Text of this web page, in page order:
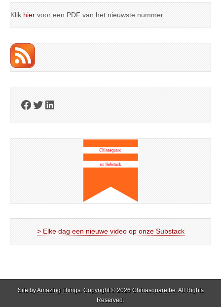
Klik hier voor een PDF van het nieuwste nummer
Facebook
Twitter
LinkedIn
> Elke dag een nieuwe video op onze Substack
Site byAmazing Things. Copyright © 2026 Chinasquare.be. All Rights
Reserved.